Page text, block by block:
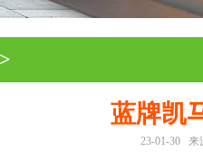
>
蓝牌凯
23-01-30 来